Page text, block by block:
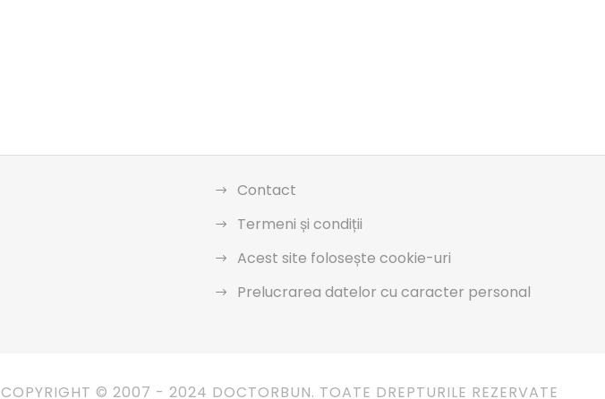
Contact
Termeni și condiții
Acest site folosește cookie-uri
Prelucrarea datelor cu caracter personal
COPYRIGHT © 2007 - 2024 DOCTORBUN. TOATE DREPTURILE REZERVATE